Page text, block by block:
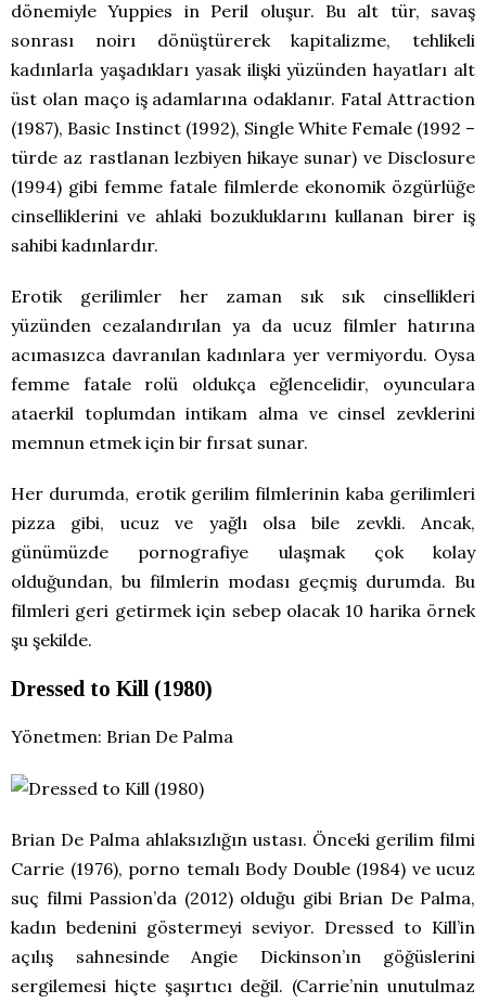
dönemiyle Yuppies in Peril oluşur. Bu alt tür, savaş
sonrası noirı dönüştürerek kapitalizme, tehlikeli
kadınlarla yaşadıkları yasak ilişki yüzünden hayatları alt
üst olan maço iş adamlarına odaklanır. Fatal Attraction
(1987), Basic Instinct (1992), Single White Female (1992 –
türde az rastlanan lezbiyen hikaye sunar) ve Disclosure
(1994) gibi femme fatale filmlerde ekonomik özgürlüğe
cinselliklerini ve ahlaki bozukluklarını kullanan birer iş
sahibi kadınlardır.
Erotik gerilimler her zaman sık sık cinsellikleri
yüzünden cezalandırılan ya da ucuz filmler hatırına
acımasızca davranılan kadınlara yer vermiyordu. Oysa
femme fatale rolü oldukça eğlencelidir, oyunculara
ataerkil toplumdan intikam alma ve cinsel zevklerini
memnun etmek için bir fırsat sunar.
Her durumda, erotik gerilim filmlerinin kaba gerilimleri
pizza gibi, ucuz ve yağlı olsa bile zevkli. Ancak,
günümüzde pornografiye ulaşmak çok kolay
olduğundan, bu filmlerin modası geçmiş durumda. Bu
filmleri geri getirmek için sebep olacak 10 harika örnek
şu şekilde.
Dressed to Kill (1980)
Yönetmen: Brian De Palma
Brian De Palma ahlaksızlığın ustası. Önceki gerilim filmi
Carrie (1976), porno temalı Body Double (1984) ve ucuz
suç filmi Passion’da (2012) olduğu gibi Brian De Palma,
kadın bedenini göstermeyi seviyor. Dressed to Kill’in
açılış sahnesinde Angie Dickinson’ın göğüslerini
sergilemesi hiçte şaşırtıcı değil. (Carrie’nin unutulmaz